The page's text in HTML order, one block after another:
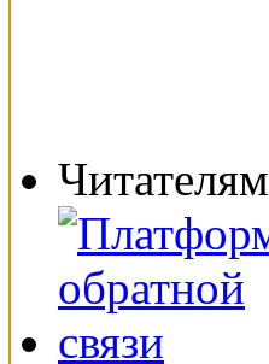
Читателям